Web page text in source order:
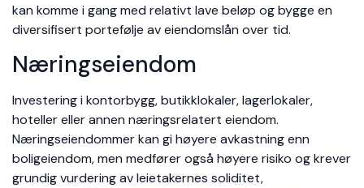
kan komme i gang med relativt lave beløp og bygge en
diversifisert portefølje av eiendomslån over tid.
Næringseiendom
Investering i kontorbygg, butikklokaler, lagerlokaler,
hoteller eller annen næringsrelatert eiendom.
Næringseiendommer kan gi høyere avkastning enn
boligeiendom, men medfører også høyere risiko og krever
grundig vurdering av leietakernes soliditet,